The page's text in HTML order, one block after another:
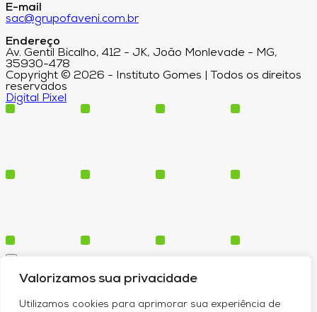
Valorizamos sua privacidade
Utilizamos cookies para aprimorar sua experiência de
E-mail
sac@grupofaveni.com.br
Endereço
Av. Gentil Bicalho, 412 - JK, João Monlevade - MG,
35930-478
Copyright © 2026 - Instituto Gomes | Todos os direitos
reservados
Digital Pixel
Cursos
Blog